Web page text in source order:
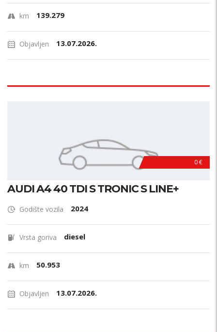
km 139.279
Objavljen 13.07.2026.
0 €
AUDI A4 40 TDI S TRONIC S LINE+
Godište vozila 2024
Vrsta goriva diesel
km 50.953
Objavljen 13.07.2026.